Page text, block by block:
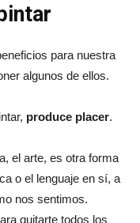
para nuestra
algunos de ellos.
produce placer.
el arte, es otra forma
o el lenguaje en sí, a
nos sentimos.
quitarte todos los